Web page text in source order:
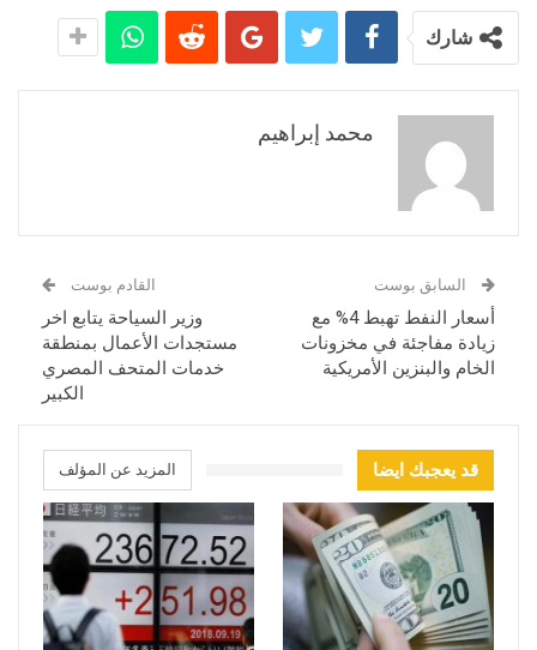
شارك
محمد إبراهيم
السابق بوست
أسعار النفط تهبط 4% مع
زيادة مفاجئة في مخزونات
الخام والبنزين الأمريكية
القادم بوست
وزير السياحة يتابع اخر
مستجدات الأعمال بمنطقة
خدمات المتحف المصري
الكبير
قد يعجبك ايضا المزيد عن المؤلف